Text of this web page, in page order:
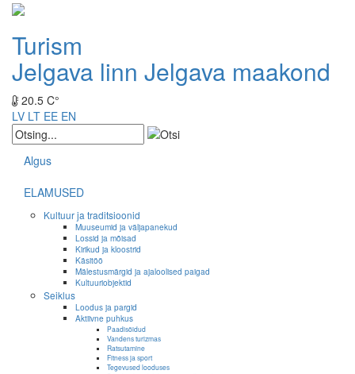
Turism
Jelgava linn Jelgava maakond
20.5 C°
LV LT EE EN
Algus
ELAMUSED
Kultuur ja traditsioonid
Muuseumid ja väljapanekud
Lossid ja mõisad
Kirikud ja kloostrid
Käsitöö
Mälestusmärgid ja ajaloolised paigad
Kultuuriobjektid
Seiklus
Loodus ja pargid
Aktiivne puhkus
Paadisõidud
Vandens turizmas
Ratsutamine
Fitness ja sport
Tegevused looduses